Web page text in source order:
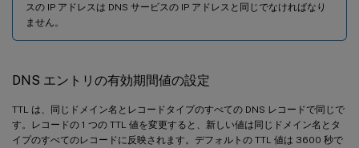
スの IP アドレスは DNS サービスの IP アドレスと同じでなければなり
ません。
DNS エントリの有効期間値の設定
TTL は、同じドメイン名とレコードタイプのすべての DNS レコードで同じで
す。レコードの 1 つの TTL 値を変更すると、新しい値は同じドメイン名とタ
イプのすべてのレコードに反映されます。デフォルトの TTL 値は 3600 秒で